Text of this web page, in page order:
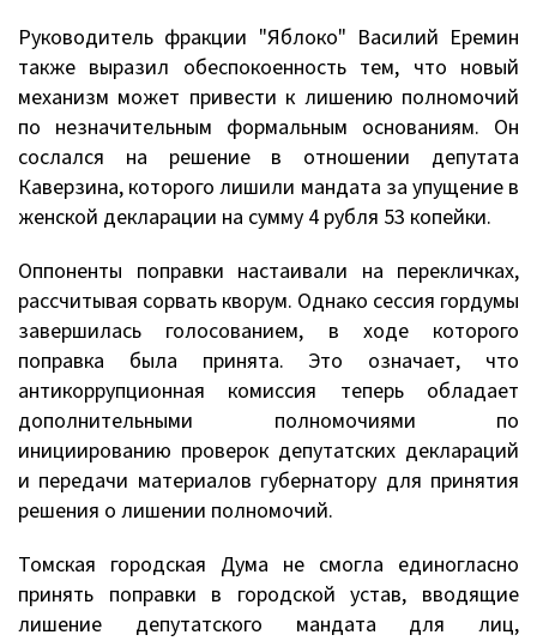
Руководитель фракции "Яблоко" Василий Еремин
также выразил обеспокоенность тем, что новый
механизм может привести к лишению полномочий
по незначительным формальным основаниям. Он
сослался на решение в отношении депутата
Каверзина, которого лишили мандата за упущение в
женской декларации на сумму 4 рубля 53 копейки.
Оппоненты поправки настаивали на перекличках,
рассчитывая сорвать кворум. Однако сессия гордумы
завершилась голосованием, в ходе которого
поправка была принята. Это означает, что
антикоррупционная комиссия теперь обладает
дополнительными полномочиями по
инициированию проверок депутатских деклараций
и передачи материалов губернатору для принятия
решения о лишении полномочий.
Томская городская Дума не смогла единогласно
принять поправки в городской устав, вводящие
лишение депутатского мандата для лиц,